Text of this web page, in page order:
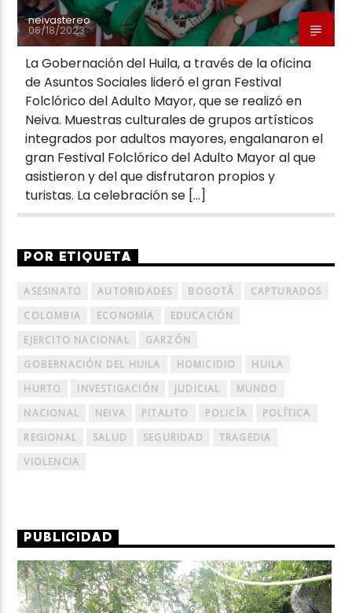
neivastereo
06/18/2023
La Gobernación del Huila, a través de la oficina
de Asuntos Sociales lideró el gran Festival
Folclórico del Adulto Mayor, que se realizó en
Neiva. Muestras culturales de grupos artísticos
integrados por adultos mayores, engalanaron el
gran Festival Folclórico del Adulto Mayor al que
asistieron y del que disfrutaron propios y
turistas. La celebración se […]
POR ETIQUETA
ASESINATO AUTORIDADES BOGOTÁ
CAPTURADOS
COLOMBIA
ECONOMÍA
EDUCACIÓN
EJERCITO NACIONAL
GARZÓN
GOBERNACIÓN DEL HUILA
HOMICIDIO
HUILA
HURTO
INVESTIGACIÓN JUDICIAL
MUNDO
NACIONAL
NEIVA PITALITO POLICÍA
POLÍTICA
REGIONAL
SALUD SEGURIDAD
TRAGEDIA
VIOLENCIA
PUBLICIDAD